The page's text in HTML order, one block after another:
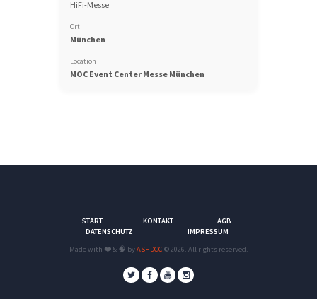
HiFi-Messe
Ort
München
Location
MOC Event Center Messe München
START KONTAKT
AGB
DATENSCHUTZ
IMPRESSUM
Made with ❤️ & 🧠 byASHDCC © 2026. All rights reserved.